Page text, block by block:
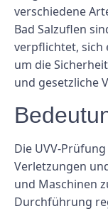
verschiedene
Bad Salzuflen
verpflichtet, sich
um die
und gesetzliche
Die UVV-
Verletzungen
und Maschinen
Durchführung